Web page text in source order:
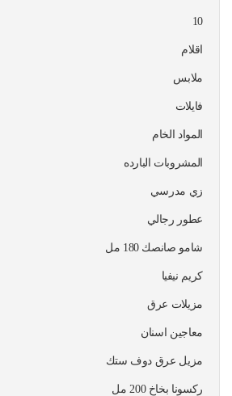
10
اقلام
ملابس
فايلات
المواد الخام
المشروبات البارده
زي مدرسي
عطور رجالي
شامو صانصك 180 مل
كريم نيفيا
مزيلات عرق
معاجين اسنان
مزيل عرق دوف ستك
ركسونا بخاخ 200 مل